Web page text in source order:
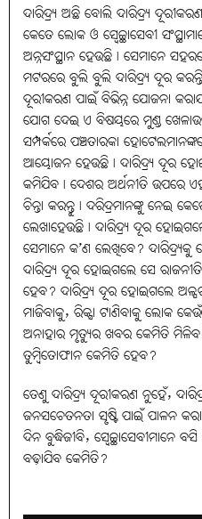
ଦାରିଦ୍ର୍ୟ ଅଛି ବୋଲି ଦାରିଦ୍ର୍ୟ
କେତେ ଲୋକ ଓ ସ୍ବେଚ୍ଛାସେବୀ
ଅନ୍ନସଂସ୍ଥାନ ହେଉଛି। ସେମାନେ
ମଟରରେ ବୁଲି ବୁଲି ଦାରିଦ୍ର୍ୟ ଦୂର
ଦୂରୀକରଣ ପାଇଁ ବିଭିନ୍ନ ଯୋଜନା
ଯୋଗ ଦେଇ ଏ ବିଷୟରେ ମୁଣ୍ଡ
ସମ୍ପର୍କରେ ପଞ୍ଚତାରକା
ଆୟୋଜନ ହେଉଛି। ଦାରିଦ୍ର୍ୟ ଦୂର
କମିଯିବ। ଦେଶର ଅର୍ଥନୀତି ଉପରେ
ଚିନ୍ତା କରନ୍ତୁ। ଦରିଦ୍ରମାନଙ୍କୁ ନେଇ
ଲେଖାହେଉଛି। ଦାରିଦ୍ର୍ୟ ଦୂର
ସେମାନେ କ’ଣ ଲେଖିବେ?
ଦାରିଦ୍ର୍ୟ ଦୂର ହୋଇଗଲେ ସେ
ହେବ? ଦାରିଦ୍ର୍ୟ ଦୂର ହୋଇଗଲେ
ମାଜିବାକୁ, ରିକ୍ସା ଟାଣିବାକୁ ଲୋକ
ଅନାହାର ମୃତ୍ୟୁର ଖବର କେମିତି
ତୁମ୍ବିତୋଫାନ କେମିତି ହେବ?
ତେଣୁ ଦାରିଦ୍ର୍ୟ ଦୂରୀକରଣ ନୁହେଁ,
ଜନସଚେତନତା ସୃଷ୍ଟି ପାଇଁ ପାଳନ
ଦିନ ବୁଦ୍ଧିଜୀବି, ସ୍ବେଚ୍ଛାସେବୀମାନେ
ବଢ଼ାଯିବ କେମିତି?